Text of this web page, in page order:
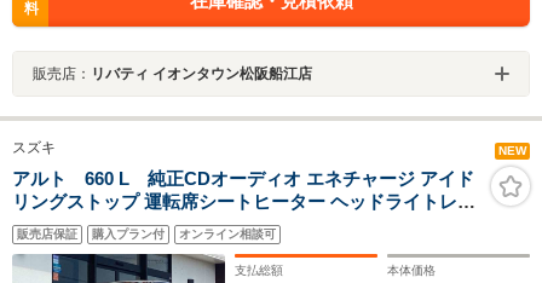
料
販売店： リバティ イオンタウン松阪船江店
スズキ NEW
アルト 660 L 純正CDオーディオ エネチャージ アイド
リングストップ 運転席シートヒーター ヘッドライトレベ
ライザー
販売店保証 購入プラン付 オンライン相談可
支払総額 本体価格